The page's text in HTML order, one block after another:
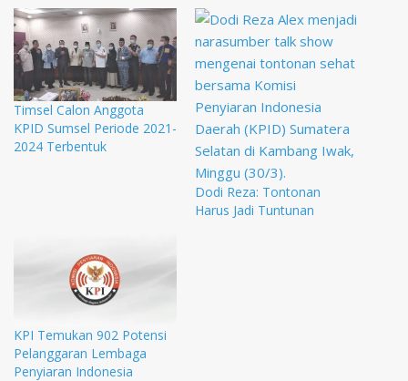
Timsel Calon Anggota
KPID Sumsel Periode 2021-
2024 Terbentuk
Dodi Reza: Tontonan
Harus Jadi Tuntunan
KPI Temukan 902 Potensi
Pelanggaran Lembaga
Penyiaran Indonesia